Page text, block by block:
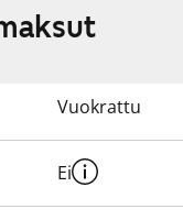
Vuokrattu
Ei